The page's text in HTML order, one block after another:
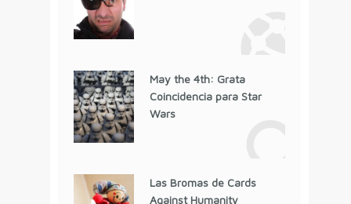
May the 4th: Grata
Coincidencia para Star
Wars
Las Bromas de Cards
Against Humanity